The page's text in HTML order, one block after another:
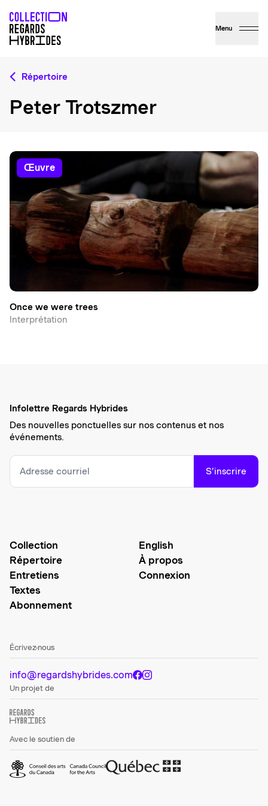
Menu
Répertoire
Peter Trotszmer
œuvre
Once we were trees
Interprétation
Infolettre Regards Hybrides
Des nouvelles ponctuelles sur nos contenus et nos
événements.
S’inscrire
Collection
Répertoire
Entretiens
Textes
Abonnement
English
À propos
Connexion
Écrivez-nous
info@regardshybrides.com
Un projet de
Avec le soutien de